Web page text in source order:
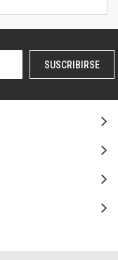
SUSCRIBIRSE